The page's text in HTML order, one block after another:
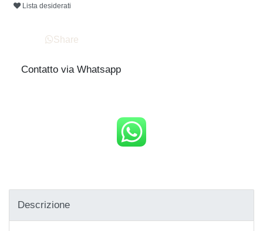
Lista desiderati
Share
Contatto via Whatsapp
Descrizione